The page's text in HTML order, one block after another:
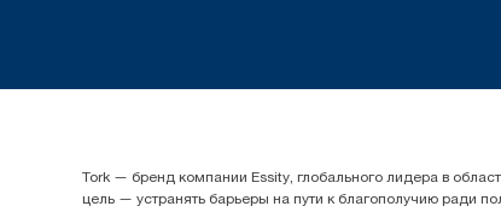
Tork — бренд компании Essity, глобального лидера в
цель — устранять барьеры на пути к благополучию ради